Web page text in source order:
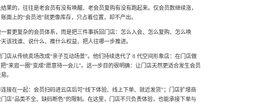
果的，往往是老会员有没有唤醒、老会员复购有没有跑起来。仅会员数继续涨，
面上的“会员池”就更像库存，只占着位置，却不产出。
套更复杂的会员体系，而是把三件事拆回门店：怎么入会、怎么复购、怎么唤
该找谁、说什么、推什么权益、把人往哪一步推进。
店从传统卖场改成“亲子互动场景”。他们持续迭代了 8 代空间形象店：在门店做
“来逛一圈”变成“愿意待一会儿”。这一步目的很明确：让门店天然更适合发生会员
。
接在一起：会员扫码进云店后可“线下体验、线上下单、就近发货”；门店扩增商
店“品类不全、缺码断色”的限制。在这里，门店不只负责体验，也能承接下单与